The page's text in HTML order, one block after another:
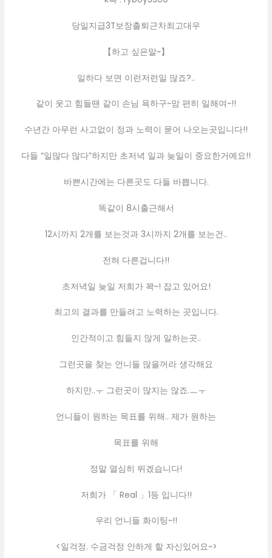
당일지급3T보장출퇴근차최고대우
【하고 싶은말~】
일하다 보면 이런저런일 많죠?..
같이 웃고 힘들땐 같이 손님 욕하구~맘 편히 일해여~!!
수년간 아무런 사고없이 정과 노력이 묻어 나오는곳입니다!!
다들 “일많다 많다”하지만 초저녁 일과 늦일이 중요한거예요!!
바쁜시간에는 다른곳도 다들 바쁩니다.
똑같이 8시출근해서
12시까지 2개를 보는것과 3시까지 2개를 보는건..
전혀 다른겁니다!!
초저녁일 늦일 저희가 꽉~! 잡고 있어요!
최고의 결과를 만들려고 노력하는 곳입니다.
인간적이고 힘들지 않게 일하는곳..
그런곳을 찾는 언니들 많을꺼라 생각해요
하지만..ㅜ 그런곳이 많지는 않죠.ㅡㅜ
언니들이 원하는 목표를 위해.. 제가 원하는
목표를 위해
정말 열심히 뛰겠습니다!
저희가 「 Real 」1등 입니다!!
우리 언니들 화이팅~!!
<일걱정. 수금걱정 안하게 할 자신있어요~>